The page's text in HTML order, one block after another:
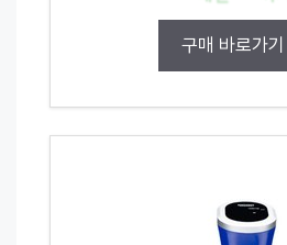
구매 바로가기